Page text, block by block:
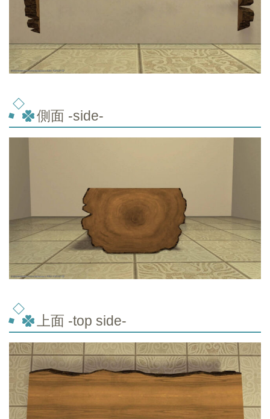
側面 -side-
上面 -top side-